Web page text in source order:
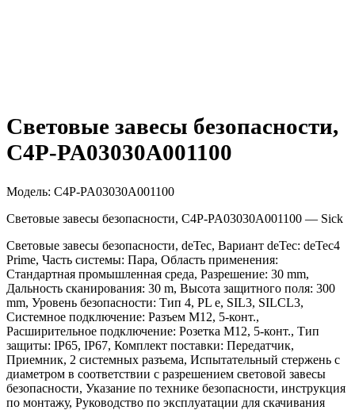
Световые завесы безопасности,
C4P-PA03030A001100
Модель: C4P-PA03030A001100
Световые завесы безопасности, C4P-PA03030A001100 — Sick
Световые завесы безопасности, deTec, Вариант deTec: deTec4
Prime, Часть системы: Пара, Область применения:
Стандартная промышленная среда, Разрешение: 30 mm,
Дальность сканирования: 30 m, Высота защитного поля: 300
mm, Уровень безопасности: Тип 4, PL e, SIL3, SILCL3,
Системное подключение: Разъем M12, 5-конт.,
Расширительное подключение: Розетка M12, 5-конт., Тип
защиты: IP65, IP67, Комплект поставки: Передатчик,
Приемник, 2 системных разъема, Испытательный стержень с
диаметром в соответствии с разрешением световой завесы
безопасности, Указание по технике безопасности, инструкция
по монтажу, Руководство по эксплуатации для скачивания